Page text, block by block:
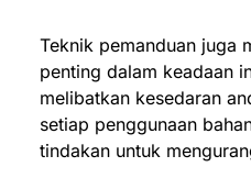
Teknik pemanduan juga
penting dalam keadaan
melibatkan kesedaran
setiap penggunaan
tindakan untuk